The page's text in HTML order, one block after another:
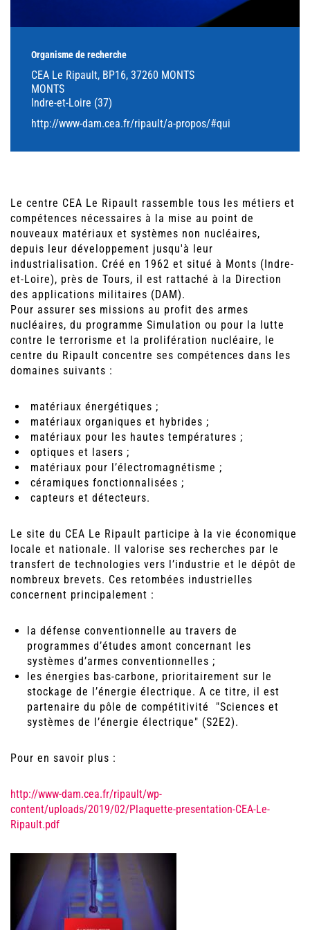
Organisme de recherche
CEA Le Ripault, BP16, 37260 MONTS
MONTS
Indre-et-Loire (37)
http://www-dam.cea.fr/ripault/a-propos/#qui
Le centre CEA Le Ripault rassemble tous les métiers et
compétences​ nécessaires à la mise au point de
nouveaux matériaux et systèmes non nucléaires,
depuis leur développement jusqu'à leur
industrialisation​. Créé en 1962 et situé à Monts (Indre-
et-Loire), près de Tours, il est rattaché à la Direction
des applications militaires (DAM).​
Pour assurer ses missions au profit des armes
nucléaires, du programme Simulation ou pour la lutte
contre le terrorisme et la prolifération nucléaire, le
centre du Ripault concentre ses compétences dans les
domaines suivants :
matériaux énergétiques ;
matériaux organiques et hybrides ;
matériaux pour les hautes températures ;
optiques et lasers ;
matériaux pour l’électromagnétisme ;
céramiques fonctionnalisées ;
capteurs et détecteurs.
Le site du CEA Le Ripault participe à la vie économique
locale et nationale. Il valorise ses recherches par le
transfert de technologies vers l’industrie et le dépôt de
nombreux brevets. Ces retombées industrielles
concernent principalement :
​la défense conventionnelle au travers de
programmes d’études amont concernant les
systèmes d’armes conventionnelles ;
les énergies bas-carbone, prioritairement sur le
stockage de l’énergie électrique. A ce titre, il est
partenaire du pôle de compétitivité "Sciences et
systèmes de l’énergie électrique" (S2E2).
Pour en savoir plus :
http://www-dam.cea.fr/ripault/wp-
content/uploads/2019/02/Plaquette-presentation-CEA-Le-
Ripault.pdf